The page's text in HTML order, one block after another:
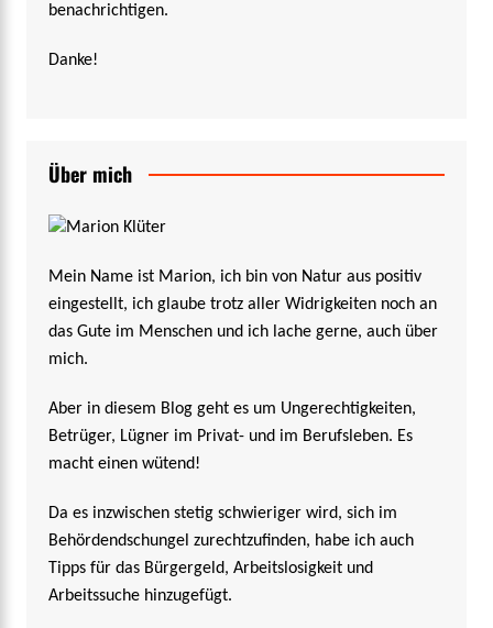
benachrichtigen.
Danke!
Über mich
Mein Name ist Marion, ich bin von Natur aus positiv
eingestellt, ich glaube trotz aller Widrigkeiten noch an
das Gute im Menschen und ich lache gerne, auch über
mich.
Aber in diesem Blog geht es um Ungerechtigkeiten,
Betrüger, Lügner im Privat- und im Berufsleben. Es
macht einen wütend!
Da es inzwischen stetig schwieriger wird, sich im
Behördendschungel zurechtzufinden, habe ich auch
Tipps für das Bürgergeld, Arbeitslosigkeit und
Arbeitssuche hinzugefügt.